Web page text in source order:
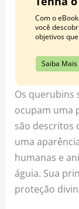
Com o
você
objetivos
Saiba Mais
Os querubins
ocupam uma
são descritos
uma
humanas e
águia. Sua
proteção